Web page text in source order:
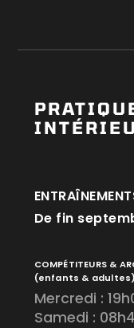
De fin
COMPÉTITEURS &
(enfants & adultes)
Mercredi :
Samedi :